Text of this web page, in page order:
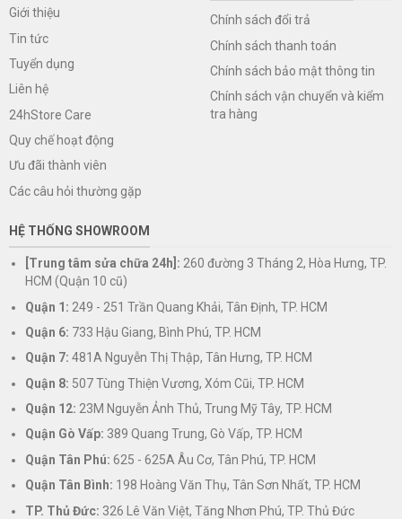
Giới thiệu
Tin tức
Tuyển dụng
Liên hệ
24hStore Care
Quy chế hoạt động
Ưu đãi thành viên
Các câu hỏi thường gặp
Chính sách đổi trả
Chính sách thanh toán
Chính sách bảo mật thông tin
Chính sách vận chuyển và kiểm
tra hàng
HỆ THỐNG SHOWROOM
[Trung tâm sửa chữa 24h]: 260 đường 3 Tháng 2, Hòa Hưng, TP.
HCM (Quận 10 cũ)
Quận 1: 249 - 251 Trần Quang Khải, Tân Định, TP. HCM
Quận 6: 733 Hậu Giang, Bình Phú, TP. HCM
Quận 7: 481A Nguyễn Thị Thập, Tân Hưng, TP. HCM
Quận 8: 507 Tùng Thiện Vương, Xóm Cũi, TP. HCM
Quận 12: 23M Nguyễn Ảnh Thủ, Trung Mỹ Tây, TP. HCM
Quận Gò Vấp: 389 Quang Trung, Gò Vấp, TP. HCM
Quận Tân Phú: 625 - 625A Âu Cơ, Tân Phú, TP. HCM
Quận Tân Bình: 198 Hoàng Văn Thụ, Tân Sơn Nhất, TP. HCM
TP. Thủ Đức: 326 Lê Văn Việt, Tăng Nhơn Phú, TP. Thủ Đức